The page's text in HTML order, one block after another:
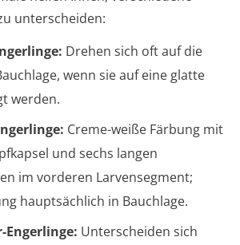
unterscheiden:
Drehen sich oft auf die
wenn sie auf eine glatte
werden.
Creme-weiße Färbung mit
und sechs langen
im vorderen Larvensegment;
hauptsächlich in Bauchlage.
Engerlinge: Unterscheiden sich